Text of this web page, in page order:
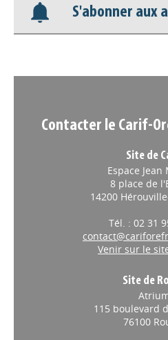
Nos veilles
S'abonner aux
Contacter le Carif-
Site de
Espace
8 place de
14200
Tél. : 02 31
Venir sur le
Site de
115 boulevard
76100